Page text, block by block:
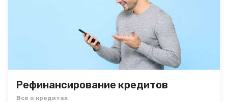
Рефинансирование кредитов
Все о кредитах